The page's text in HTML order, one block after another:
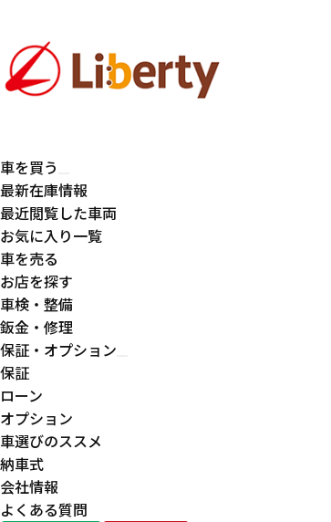
車を買う
最新在庫情報
最近閲覧した車両
お気に入り一覧
車を売る
お店を探す
車検・整備
鈑金・修理
保証・オプション
保証
ローン
オプション
車選びのススメ
納車式
会社情報
よくある質問